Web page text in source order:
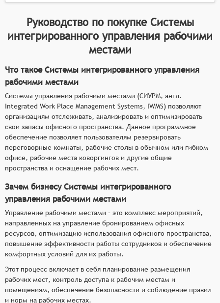
Руководство по покупке Системы
интегрированного управления рабочими
местами
Что такое Системы интегрированного управления
рабочими местами
Системы управления рабочими местами (СИУРМ, англ.
Integrated Work Place Management Systems, IWMS) позволяют
организациям отслеживать, анализировать и оптимизировать
свои запасы офисного пространства. Данное программное
обеспечение позволяет пользователям резервировать
переговорные комнаты, рабочие столы в обычном или гибком
офисе, рабочие места коворгингов и другие общие
пространства и оснащение рабочих мест.
Зачем бизнесу Системы интегрированного
управления рабочими местами
Управление рабочими местами – это комплекс мероприятий,
направленных на управление бронированием офисных
ресурсов, оптимизацию использования офисного пространства,
повышение эффективности работы сотрудников и обеспечение
комфортных условий для их работы.
Этот процесс включает в себя планирование размещения
рабочих мест, контроль доступа к рабочим местам и
помещениям, обеспечение безопасности и соблюдение правил
и норм на рабочих местах.